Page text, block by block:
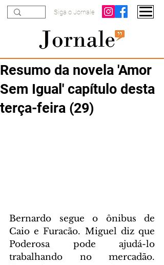
Siga o Jornale
Resumo da novela 'Amor
Sem Igual' capítulo desta
terça-feira (29)
Bernardo segue o ônibus de
Caio e Furacão. Miguel diz que
Poderosa pode ajudá-lo
trabalhando no mercadão.